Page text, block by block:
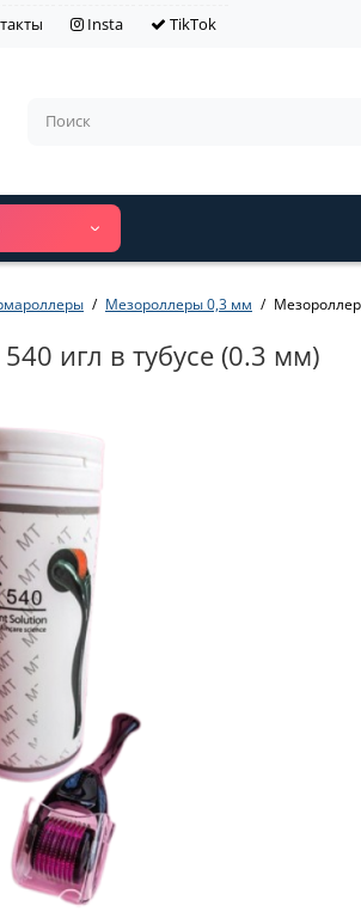
Insta TikTok
Мезороллеры 0,3 мм
игл в тубусе (0.3 мм)